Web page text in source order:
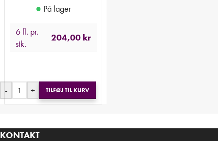
● På lager
6 fl. pr.
stk.
204,00 kr
- + TILFØJ TIL KURV
KONTAKT